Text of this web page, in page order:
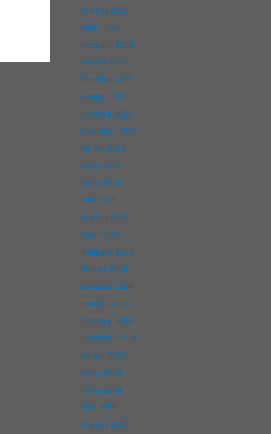
Апрель 2026
Март 2026
Февраль 2026
Январь 2026
Декабрь 2025
Ноябрь 2025
Октябрь 2025
Сентябрь 2025
Август 2025
Июль 2025
Июнь 2025
Май 2025
Апрель 2025
Март 2025
Февраль 2025
Январь 2025
Декабрь 2024
Ноябрь 2024
Октябрь 2024
Сентябрь 2024
Август 2024
Июль 2024
Июнь 2024
Май 2024
Апрель 2024